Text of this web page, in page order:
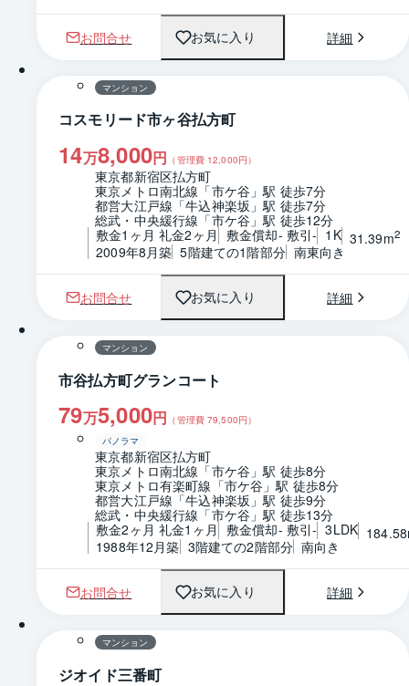
お問合せ お気に入り 詳細
1 / 0
マンション
コスモリード市ヶ谷払方町
14万8,000円 （管理費 12,000円）
東京都新宿区払方町
東京メトロ南北線「市ケ谷」駅 徒歩7分
都営大江戸線「牛込神楽坂」駅 徒歩7分
総武・中央緩行線「市ケ谷」駅 徒歩12分
敷金1ヶ月 礼金2ヶ月 敷金償却- 敷引- 1K 31.39m2
2009年8月築 5階建ての1階部分 南東向き
お問合せ お気に入り 詳細
1 / 0 間取り
マンション
市谷払方町グランコート
79万5,000円 （管理費79,500円）
パノラマ
東京都新宿区払方町
東京メトロ南北線「市ケ谷」駅 徒歩8分
東京メトロ有楽町線「市ケ谷」駅 徒歩8分
都営大江戸線「牛込神楽坂」駅 徒歩9分
総武・中央緩行線「市ケ谷」駅 徒歩13分
敷金2ヶ月 礼金1ヶ月 敷金償却- 敷引- 3LDK
1988年12月築 3階建ての2階部分 南向き
お問合せ お気に入り 詳細
1 / 0 間取り
マンション
ジオイド三番町